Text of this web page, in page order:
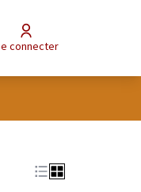
Se connecter